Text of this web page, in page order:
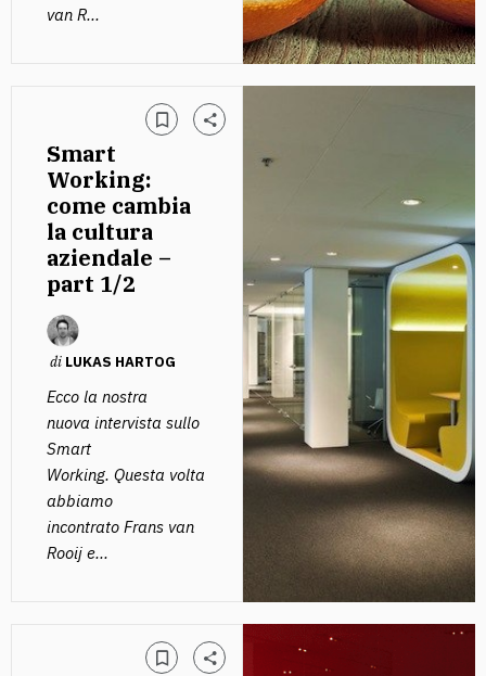
van R...
Smart
Working:
come cambia
la cultura
aziendale –
part 1/2
di LUKAS HARTOG
Ecco la nostra
nuova intervista sullo
Smart
Working. Questa volta
abbiamo
incontrato Frans van
Rooij e...